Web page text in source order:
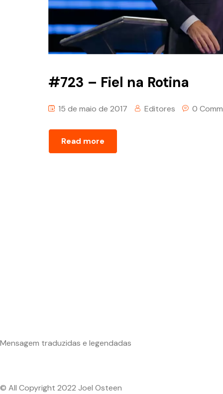
#723 – Fiel na Rotina
15 de maio de 2017 Editores 0
Read more
Mensagem traduzidas e legendadas
© All Copyright 2022 Joel Osteen